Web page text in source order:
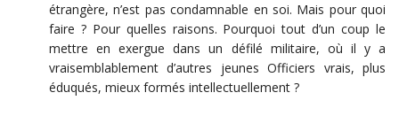
étrangère, n’est pas condamnable en soi. Mais pour quoi
faire ? Pour quelles raisons. Pourquoi tout d’un coup le
mettre en exergue dans un défilé militaire, où il y a
vraisemblablement d’autres jeunes Officiers vrais, plus
éduqués, mieux formés intellectuellement ?